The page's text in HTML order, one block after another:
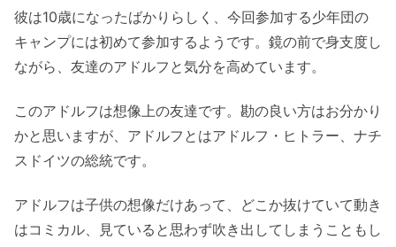
彼は10歳になったばかりらしく、今回参加する少年団の
キャンプには初めて参加するようです。鏡の前で身支度し
ながら、友達のアドルフと気分を高めています。
このアドルフは想像上の友達です。勘の良い方はお分かり
かと思いますが、アドルフとはアドルフ・ヒトラー、ナチ
スドイツの総統です。
アドルフは子供の想像だけあって、どこか抜けていて動き
はコミカル、見ていると思わず吹き出してしまうこともし